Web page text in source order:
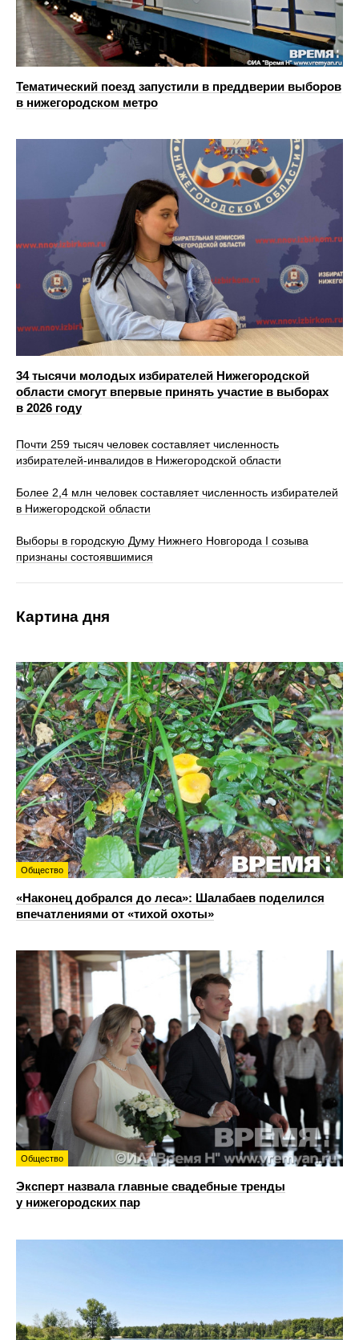
Тематический поезд запустили в преддверии выборов
в нижегородском метро
34 тысячи молодых избирателей Нижегородской
области смогут впервые принять участие в выборах
в 2026 году
Почти 259 тысяч человек составляет численность
избирателей-инвалидов в Нижегородской области
Более 2,4 млн человек составляет численность избирателей
в Нижегородской области
Выборы в городскую Думу Нижнего Новгорода I созыва
признаны состоявшимися
Картина дня
Общество
«Наконец добрался до леса»: Шалабаев поделился
впечатлениями от «тихой охоты»
Общество
Эксперт назвала главные свадебные тренды
у нижегородских пар